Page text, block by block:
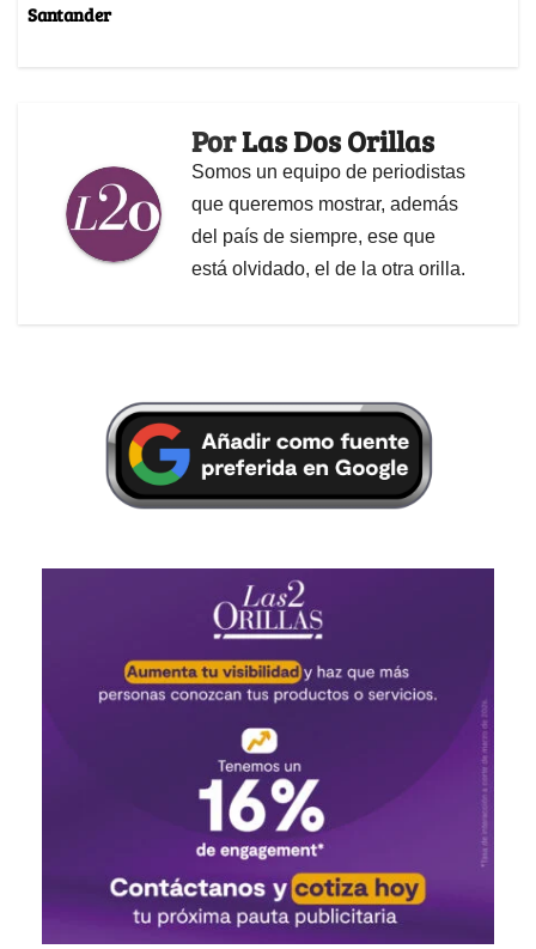
Santander
PorLas Dos Orillas
Somos un equipo de periodistas
que queremos mostrar, además
del país de siempre, ese que
está olvidado, el de la otra orilla.